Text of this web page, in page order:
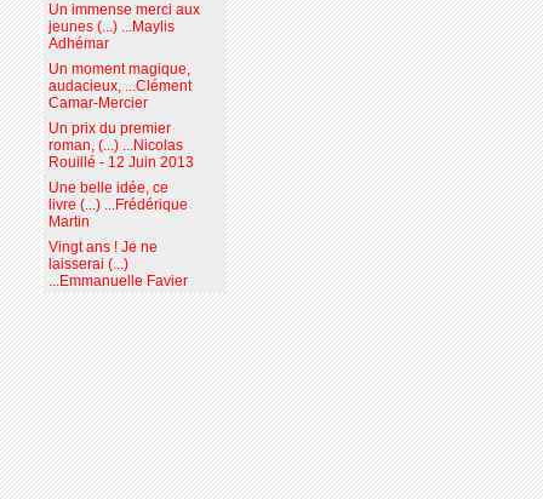
Un immense merci aux
jeunes (...) ...Maylis
Adhémar
Un moment magique,
audacieux, ...Clément
Camar-Mercier
Un prix du premier
roman, (...) ...Nicolas
Rouillé - 12 Juin 2013
Une belle idée, ce
livre (...) ...Frédérique
Martin
Vingt ans ! Je ne
laisserai (...)
...Emmanuelle Favier